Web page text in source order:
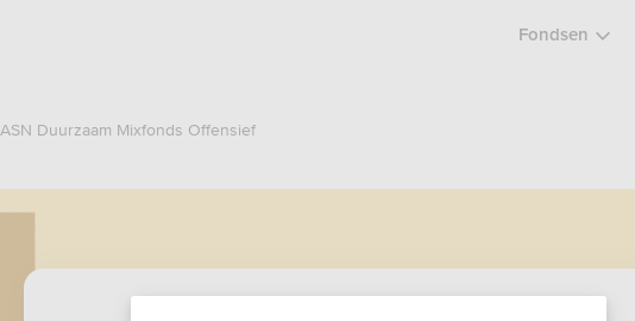
Fondsen
ASN Duurzaam Mixfonds Offensief